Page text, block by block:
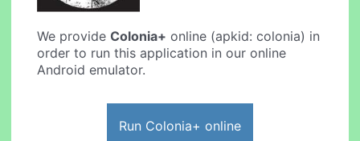
We provideColonia+ online (apkid: colonia) in
order to run this application in our online
Android emulator.
Run Colonia+ online